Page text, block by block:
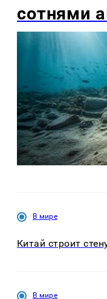
сотнями
В мире
Китай строит
В мире